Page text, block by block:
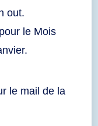
out.
le Mois
le mail de la